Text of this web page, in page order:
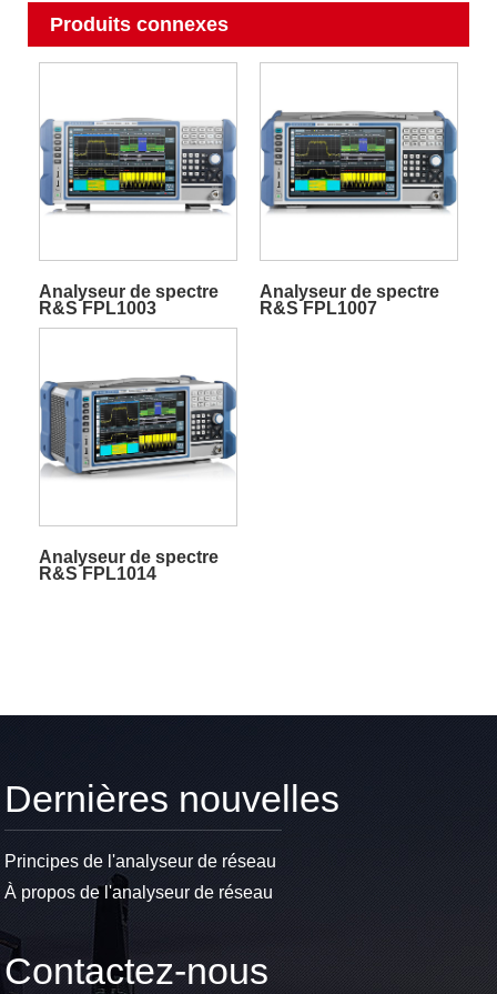
Produits connexes
Analyseur de spectre
R&S FPL1003
Analyseur de spectre
R&S FPL1007
Analyseur de spectre
R&S FPL1014
Dernières nouvelles
Principes de l'analyseur de réseau
À propos de l'analyseur de réseau
Contactez-nous